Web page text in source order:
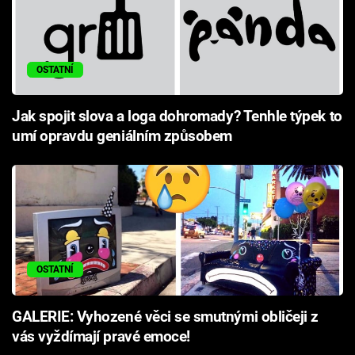
Přihlášení
Sledujte nás
OSTATNÍ
Jak spojit slova a loga dohromady? Tenhle týpek to
umí opravdu geniálním způsobem
OSTATNÍ
GALERIE: Vyhozené věci se smutnými obličeji z
vás vyždímají pravé emoce!